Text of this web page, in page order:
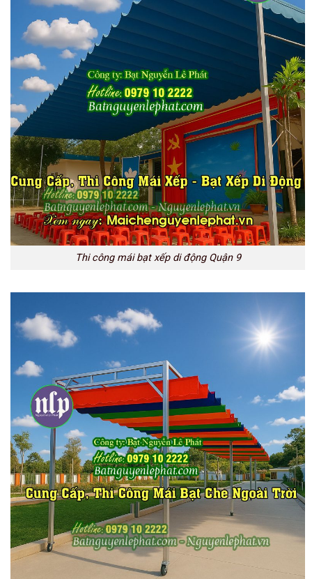
Thi công mái bạt xếp di động Quận 9